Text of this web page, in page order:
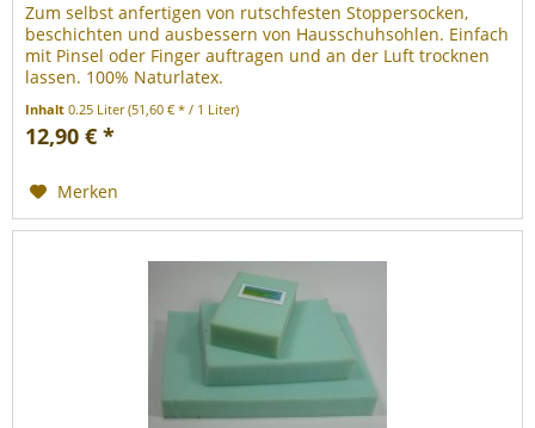
Zum selbst anfertigen von rutschfesten Stoppersocken,
beschichten und ausbessern von Hausschuhsohlen. Einfach
mit Pinsel oder Finger auftragen und an der Luft trocknen
lassen. 100% Naturlatex.
Inhalt0.25 Liter(51,60 € * / 1 Liter)
12,90 € *
Merken